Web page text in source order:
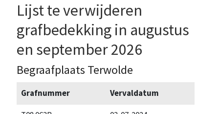
Lijst te verwijderen
grafbedekking in augustus
en september 2026
Begraafplaats Terwolde
Grafnummer Vervaldatum